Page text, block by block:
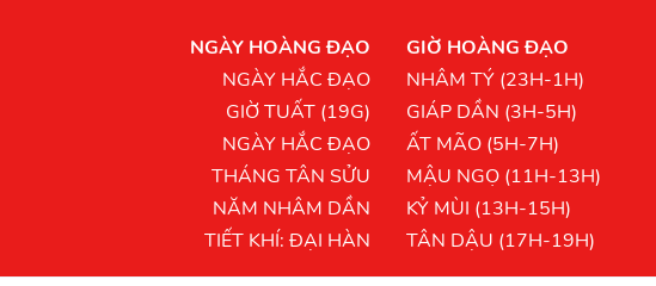
NGÀY HOÀNG ĐẠO
NGÀY HẮC ĐẠO
GIỜ TUẤT (19G)
NGÀY HẮC ĐẠO
THÁNG TÂN SỬU
NĂM NHÂM DẦN
TIẾT KHÍ: ĐẠI HÀN
GIỜ HOÀNG ĐẠO
NHÂM TÝ (23H-1H)
GIÁP DẦN (3H-5H)
ẤT MÃO (5H-7H)
MẬU NGỌ (11H-13H)
KỶ MÙI (13H-15H)
TÂN DẬU (17H-19H)